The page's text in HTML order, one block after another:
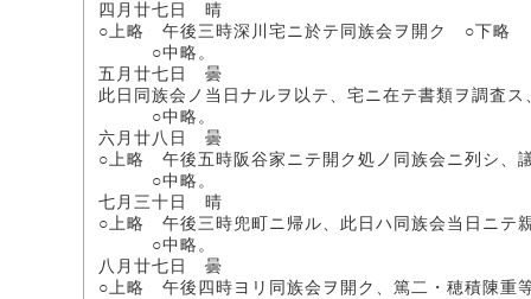
四月廿七日 晴
○上略 午後三時深川宅ニ於テ同族会ヲ開ク ○下略
○中略。
五月廿七日 曇
此日同族会ノ当日ナルヲ以テ、宅ニ在テ書類ヲ調査
○中略。
六月廿八日 曇
○上略 午後五時阪谷家ニテ開ク処ノ同族会ニ列シ、
○中略。
七月三十日 晴
○上略 午後三時兜町ニ帰ル、此日ハ同族会当日ニテ
○中略。
八月廿七日 曇
○上略 午後四時ヨリ同族会ヲ開ク、篤二・穂積陳重